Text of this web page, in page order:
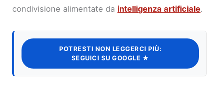
condivisione alimentate da intelligenza artificiale.
POTRESTI NON LEGGERCI PIÙ:
SEGUICI SU GOOGLE ★